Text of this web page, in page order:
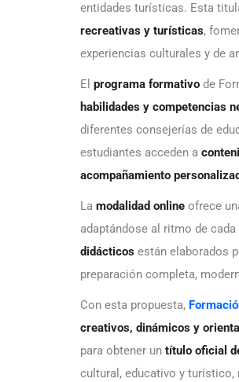
entidades turísticas. Esta
recreativas y turísticas,
experiencias culturales y de
El programa formativo de
habilidades y competencias
diferentes consejerías de
estudiantes acceden a
acompañamiento
La modalidad online ofrece
adaptándose al ritmo de
didácticos están elaborados
preparación completa,
Con esta propuesta,
creativos, dinámicos y
para obtener un título oficial
cultural, educativo y